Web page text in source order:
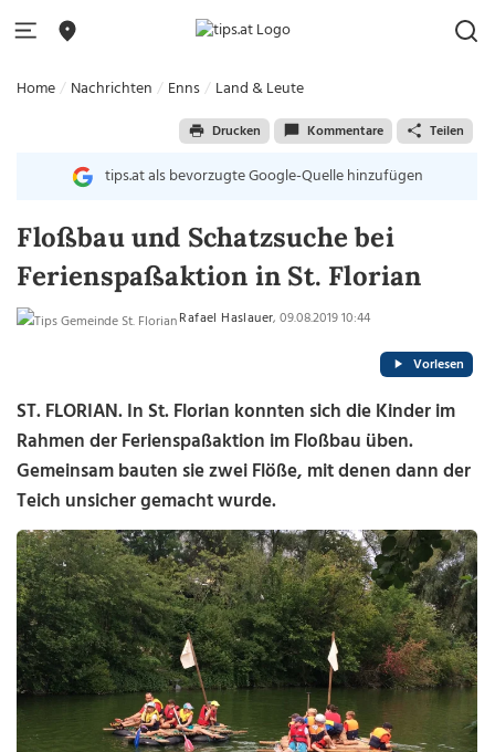
Home Nachrichten Enns Land & Leute
Drucken Kommentare Teilen
tips.at als bevorzugte Google-Quelle hinzufügen
Floßbau und Schatzsuche bei
Ferienspaßaktion in St. Florian
Rafael Haslauer, 09.08.2019 10:44
Vorlesen
ST. FLORIAN. In St. Florian konnten sich die Kinder im
Rahmen der Ferienspaßaktion im Floßbau üben.
Gemeinsam bauten sie zwei Flöße, mit denen dann der
Teich unsicher gemacht wurde.